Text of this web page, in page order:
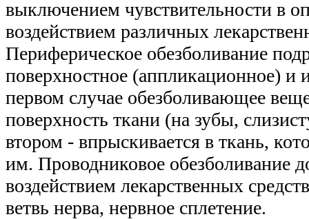
выключением чувствительности в
воздействием различных
Периферическое обезболивание
поверхностное (аппликационное) и
первом случае обезболивающее
поверхность ткани (на зубы,
втором - впрыскивается в ткань,
им. Проводниковое обезболивание
воздействием лекарственных
ветвь нерва, нервное сплетение.